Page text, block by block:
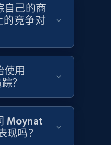
dataset - Collects
URL
Initial
Reviews count, and
dataset -
自己的商
的竞争对
使用
？
Moynat
现吗？